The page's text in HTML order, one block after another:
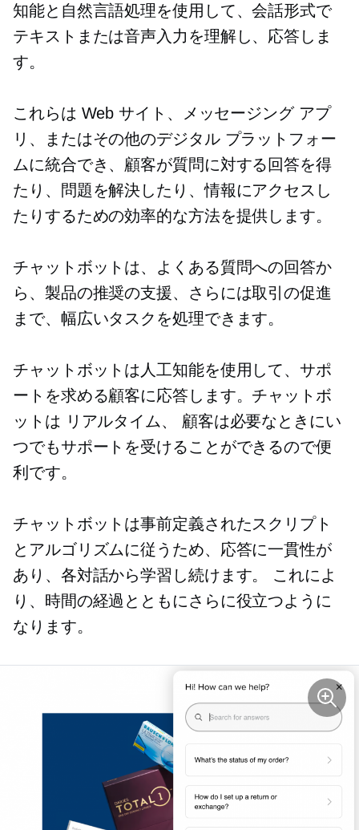
知能と自然言語処理を使用して、会話形式で
テキストまたは音声入力を理解し、応答しま
す。
これらは Web サイト、メッセージング アプ
リ、またはその他のデジタル プラットフォー
ムに統合でき、顧客が質問に対する回答を得
たり、問題を解決したり、情報にアクセスし
たりするための効率的な方法を提供します。
チャットボットは、よくある質問への回答か
ら、製品の推奨の支援、さらには取引の促進
まで、幅広いタスクを処理できます。
チャットボットは人工知能を使用して、サポ
ートを求める顧客に応答します。チャットボ
ットは リアルタイム、
顧客は必要なときにい
つでもサポートを受けることができるので便
利です。
チャットボットは事前定義されたスクリプト
とアルゴリズムに従うため、応答に一貫性が
あり、各対話から学習し続けます。 これによ
り、時間の経過とともにさらに役立つように
なります。